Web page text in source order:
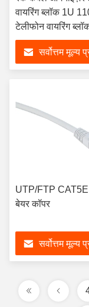
वायरिंग ब्लॉक 1U
टेलीफोन वायरिंग
सर्वोत्तम मूल्य
UTP/FTP CAT5E
बेयर कॉपर
सर्वोत्तम मूल्य